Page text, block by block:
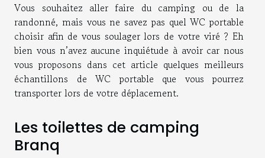
Vous souhaitez aller faire du camping ou de la
randonné, mais vous ne savez pas quel WC portable
choisir afin de vous soulager lors de votre viré ? Eh
bien vous n’avez aucune inquiétude à avoir car nous
vous proposons dans cet article quelques meilleurs
échantillons de WC portable que vous pourrez
transporter lors de votre déplacement.
Les toilettes de camping
Branq